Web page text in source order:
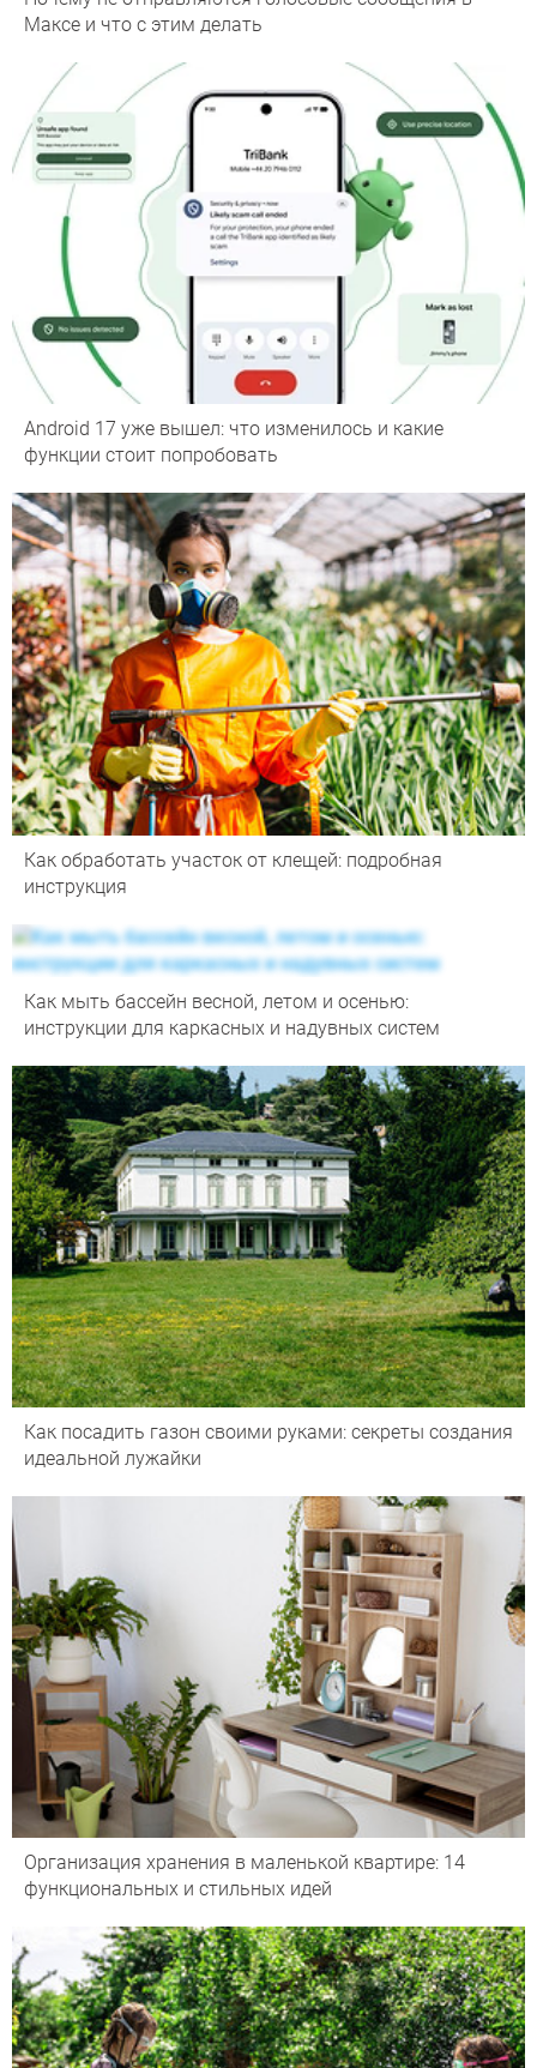
Максе и что с этим делать
Android 17 уже вышел: что изменилось и какие
функции стоит попробовать
Как обработать участок от клещей: подробная
инструкция
Как мыть бассейн весной, летом и осенью:
инструкции для каркасных и надувных систем
Как посадить газон своими руками: секреты создания
идеальной лужайки
Организация хранения в маленькой квартире: 14
функциональных и стильных идей